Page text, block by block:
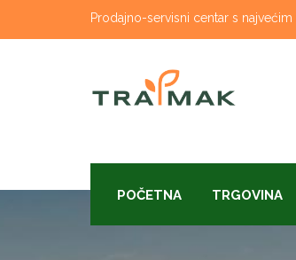
to
Prodajno-servisni centar s
POČETNA TRGOVINA